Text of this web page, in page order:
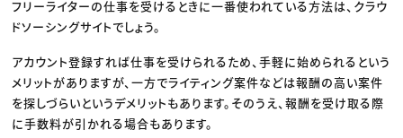
フリーライターの仕事を受けるときに一番使われている方法は、クラウ
ドソーシングサイトでしょう。
アカウント登録すれば仕事を受けられるため、手軽に始められるという
メリットがありますが、一方でライティング案件などは報酬の高い案件
を探しづらいというデメリットもあります。そのうえ、報酬を受け取る際
に手数料が引かれる場合もあります。